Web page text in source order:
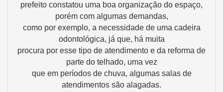
prefeito constatou uma boa organização do espaço,
porém com algumas demandas,
como por exemplo, a necessidade de uma cadeira
odontológica, já que, há muita
procura por esse tipo de atendimento e da reforma de
parte do telhado, uma vez
que em períodos de chuva, algumas salas de
atendimentos são alagadas.